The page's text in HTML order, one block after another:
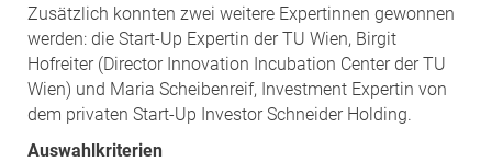
Zusätzlich konnten zwei weitere Expertinnen gewonnen
werden: die Start-Up Expertin der TU Wien, Birgit
Hofreiter (Director Innovation Incubation Center der TU
Wien) und Maria Scheibenreif, Investment Expertin von
dem privaten Start-Up Investor Schneider Holding.
Auswahlkriterien